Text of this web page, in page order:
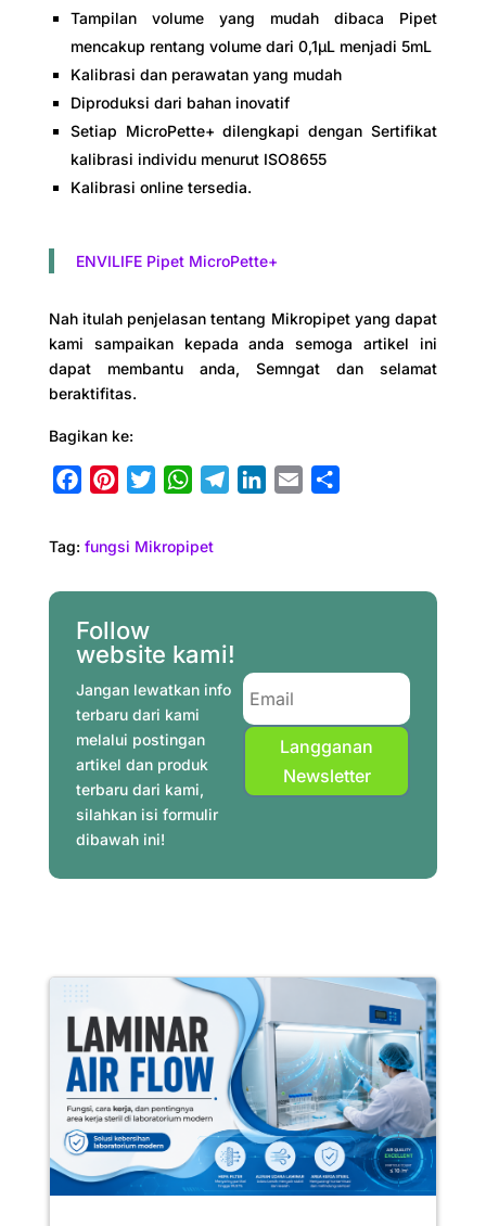
Tampilan volume yang mudah dibaca Pipet
mencakup rentang volume dari 0,1μL menjadi 5mL
Kalibrasi dan perawatan yang mudah
Diproduksi dari bahan inovatif
Setiap MicroPette+ dilengkapi dengan Sertifikat
kalibrasi individu menurut ISO8655
Kalibrasi online tersedia.
ENVILIFE Pipet MicroPette+
Nah itulah penjelasan tentang Mikropipet yang dapat
kami sampaikan kepada anda semoga artikel ini
dapat membantu anda, Semngat dan selamat
beraktifitas.
Bagikan ke:
c
b
o
o
n
e
r
e
i
t
r
W
s
p
g
a
m
e
n
l
e
Tag: fungsi Mikropipet
Follow
website kami!
Jangan lewatkan info
terbaru dari kami
melalui postingan
artikel dan produk
terbaru dari kami,
silahkan isi formulir
dibawah ini!
Langganan
Newsletter